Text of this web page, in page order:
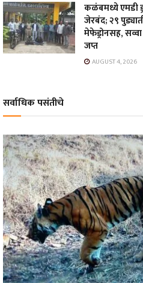
कळंबमध्ये एमडी
जेरबंद; २९
मेफेड्रोनसह,
जप्त
AUGUST 4, 2026
सर्वाधिक पसंतीचे